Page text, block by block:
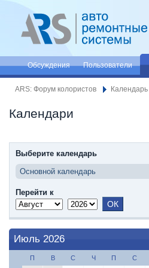
Обсуждения Пользователи
ARS: Форум колористов Календарь
Календари
Выберите календарь
Основной календарь
Перейти к
Июль 2026
П В С Ч П С